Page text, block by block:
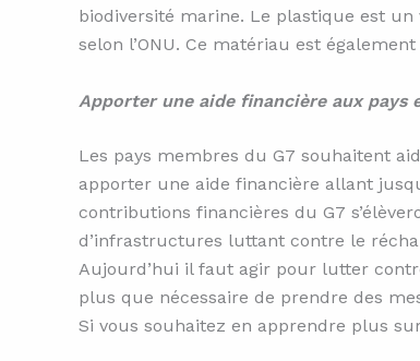
biodiversité marine. Le plastique est
selon l’ONU. Ce matériau est
Apporter une aide financière aux pays
Les pays membres du G7 souhaitent
apporter une aide financière allant
contributions financières du G7
d’infrastructures luttant contre le
Aujourd’hui il faut agir pour lutter
plus que nécessaire de prendre des
Si vous souhaitez en apprendre plus